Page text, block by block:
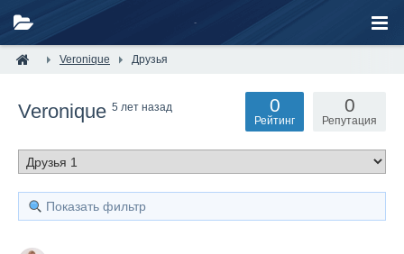
Veronique Друзья
Veronique 5 лет назад 0
Репутация
0
Рейтинг
Показать фильтр